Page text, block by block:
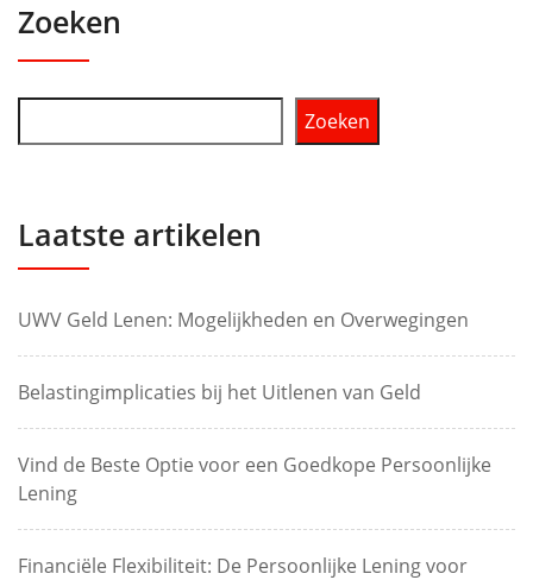
Zoeken
Zoeken
Laatste artikelen
UWV Geld Lenen: Mogelijkheden en Overwegingen
Belastingimplicaties bij het Uitlenen van Geld
Vind de Beste Optie voor een Goedkope Persoonlijke
Lening
Financiële Flexibiliteit: De Persoonlijke Lening voor